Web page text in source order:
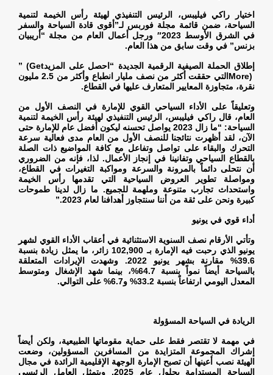
اختيار راكي فيليبس، الرئيس التنفيذي لهيئة رأس الخيمة لتنمية
السياحة، ضمن قائمة مجلة فوربس لـ”أقوى قادة السياحة والسفر
في الشرق الأوسط 2023″ ورجل أعمال العام من مجلة “أريبيان
بزنس” في وقت سابق من هذا العام.
إطلاق الحملة الصيفية الرقمية الجديدة “احصل على المزيد” (Get
More)
التي حققت أكثر من نصف مليار انطباع وأكثر من 2.5 مليون
نقرة، متجاوزة المعايير المتعارف عليها في القطاع.
وتعليقاً على الأداء السياحي القوي للإمارة في النصف الأول من
العام، قال راكي فيليبس، الرئيس التنفيذي لهيئة رأس الخيمة لتنمية
السياحة: “ما زال 2023 يواصل تحسنه ليكون أفضل عام للإمارة حتى
الآن، لقد أظهرت نتائجنا للنصف الأول من العام مدى فعالية سرعة
التحرك والبقاء على تواصل وتفاعل مع كافة المواضيع ذات الصلة
بالقطاع السياحي وتفانينا في إنجاز الأعمال. لذا، فإنه من الضروري
أن نتحلى دائماً بالمرونة والسرعة ومواكبة التغيرات في القطاع،
ومواصلة تطوير العروض السياحية التي تقدمها رأس الخيمة
واستحداث تجارب متنوعة وملهمة للجميع. ما زال لدينا طموحات
كبيرة ونحن على ثقة من أننا سنتجاوز أهدافنا لعام 2023
”.
أداء قوي في يونيو
وتأتي الأرقام نصف السنوية الاستثنائية في أعقاب الأداء القوي لشهر
يونيو الذي رحبت فيه الإمارة بـ 102,900 زائر، ما يمثل زيادة بنسبة
39.6% مقارنة بشهر يونيو 2022. وشهدت الإيرادات المتعلقة
بالسياحة أيضاً نمواً بنسبة 64.7%، بينما شهد الإشغال ومتوسط
المعدل اليومي ارتفاعاً بنسبة 33.2% و6.7% على التوالي
.
الريادة في السياحة المسؤولة
في مهمة لا تقتصر فقط على حماية مقوماتها الطبيعية، ولكن أيضاً
إشراك المجموعة المتزايدة من المسافرين المسؤولين، وضعت
الهيئة نصب أعينها أن تصبح الإمارة الوجهة الإقليمية الرائدة في مجال
السياحة المستدامة بحلول عام 2025. ويتمثل العامل الرئيسي